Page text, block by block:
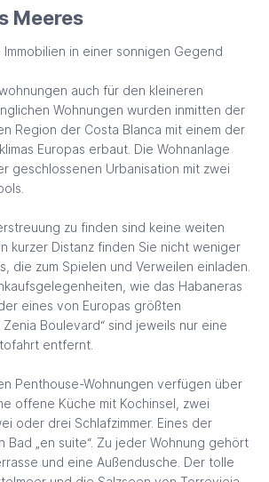
Meeres
Immobilien in einer sonnigen Gegend
auch für den kleineren
Wohnungen wurden inmitten der
Region der Costa Blanca mit einem der
Europas erbaut. Die Wohnanlage
geschlossenen Urbanisation mit zwei
zu finden sind keine weiten
kurzer Distanz finden Sie nicht weniger
die zum Spielen und Verweilen einladen.
wie das Habaneras
eines von Europas größten
Zenia Boulevard“ sind jeweils nur eine
entfernt.
Penthouse-Wohnungen verfügen über
offene Küche mit Kochinsel, zwei
oder drei Schlafzimmer. Eines der
Bad „en suite“. Zu jeder Wohnung gehört
und eine Außendusche. Der tolle